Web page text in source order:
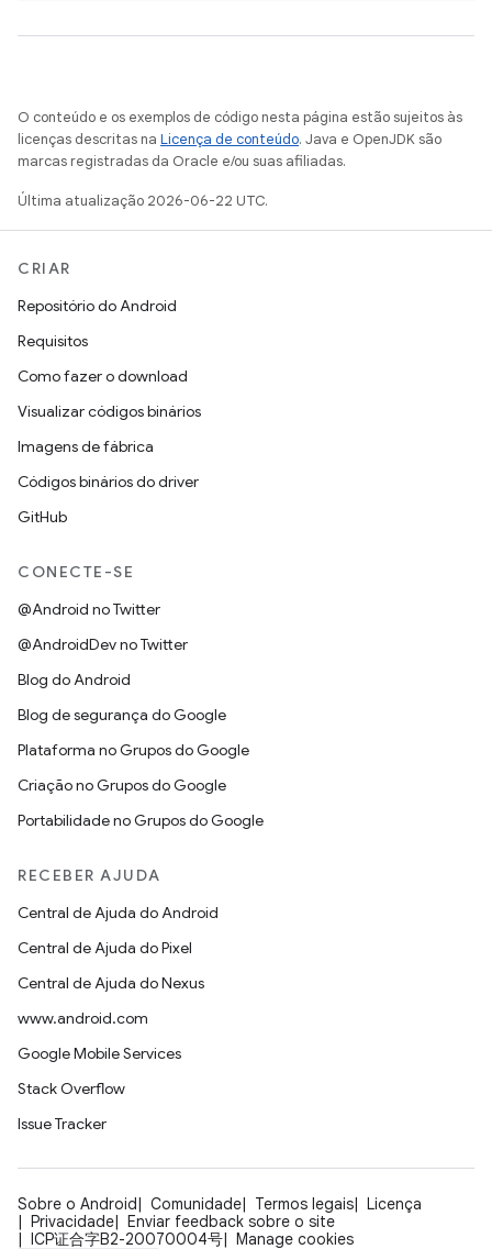
O conteúdo e os exemplos de código nesta página estão sujeitos às
licenças descritas na Licença de conteúdo. Java e OpenJDK são
marcas registradas da Oracle e/ou suas afiliadas.
Última atualização 2026-06-22 UTC.
CRIAR
Repositório do Android
Requisitos
Como fazer o download
Visualizar códigos binários
Imagens de fábrica
Códigos binários do driver
GitHub
CONECTE-SE
@Android no Twitter
@AndroidDev no Twitter
Blog do Android
Blog de segurança do Google
Plataforma no Grupos do Google
Criação no Grupos do Google
Portabilidade no Grupos do Google
RECEBER AJUDA
Central de Ajuda do Android
Central de Ajuda do Pixel
Central de Ajuda do Nexus
www.android.com
Google Mobile Services
Stack Overflow
Issue Tracker
Sobre o Android Comunidade Termos legais
Licença
Privacidade
Enviar feedback sobre o site
ICP证合字B2-20070004号
Manage cookies